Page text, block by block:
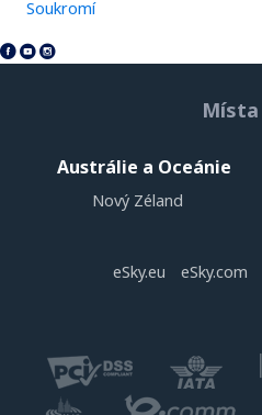
Soukromí
Místa
Austrálie a Oceánie
Nový Zéland
eSky.eu eSky.com